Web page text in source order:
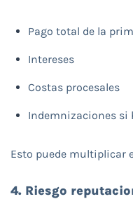
Pago total de la
Intereses
Costas procesales
Indemnizaciones si
Esto puede multiplicar
4. Riesgo